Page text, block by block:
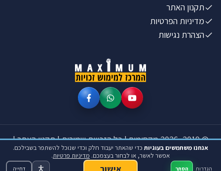
תקנון האתר
מדיניות הפרטיות
הצהרת נגישות
©
2019–2026 מקסימום|כל הזכויות שמורות|תקנון האתר|
מדיניות הפרטיות|הצהרת נגישות
מקסימום · עוסק מורשה 558413787 · העצמאות 40, באר שבע
אנחנו משתמשים בעוגיות
אפשר לאשר, או לבחור בעצמכם. מדיניות פרטיות.
הגדרות הסתר אישור דחייה